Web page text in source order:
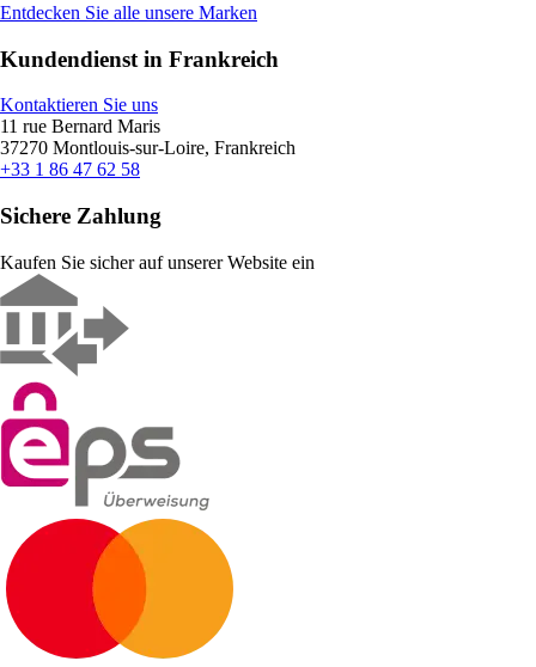
Entdecken Sie alle unsere Marken
Kundendienst in Frankreich
Kontaktieren Sie uns
11 rue Bernard Maris
37270 Montlouis-sur-Loire, Frankreich
+33 1 86 47 62 58
Sichere Zahlung
Kaufen Sie sicher auf unserer Website ein